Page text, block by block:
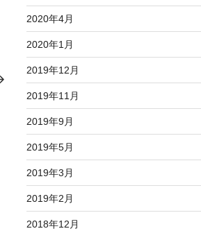
2020年4月
2020年1月
2019年12月
2019年11月
2019年9月
2019年5月
2019年3月
2019年2月
2018年12月